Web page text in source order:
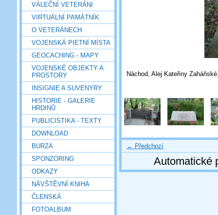
VÁLEČNÍ VETERÁNI
VIRTUÁLNÍ PAMÁTNÍK
O VETERÁNECH
VOJENSKÁ PIETNÍ MÍSTA
GEOCACHING - MAPY
VOJENSKÉ OBJEKTY A
PROSTORY
INSIGNIE A SUVENYRY
HISTORIE - GALERIE
HRDINŮ
PUBLICISTIKA - TEXTY
DOWNLOAD
BURZA
SPONZORING
ODKAZY
NÁVŠTĚVNÍ KNIHA
ČLENSKÁ
FOTOALBUM
Náchod, Alej Kateřiny
← Předchozí
Automatické